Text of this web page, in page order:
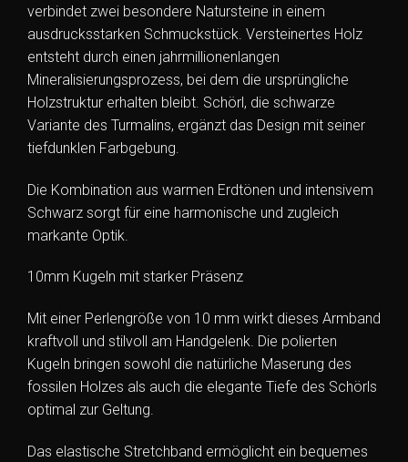
verbindet zwei besondere Natursteine in einem
ausdrucksstarken Schmuckstück. Versteinertes Holz
entsteht durch einen jahrmillionenlangen
Mineralisierungsprozess, bei dem die ursprüngliche
Holzstruktur erhalten bleibt. Schörl, die schwarze
Variante des Turmalins, ergänzt das Design mit seiner
tiefdunklen Farbgebung.
Die Kombination aus warmen Erdtönen und intensivem
Schwarz sorgt für eine harmonische und zugleich
markante Optik.
10mm Kugeln mit starker Präsenz
Mit einer Perlengröße von 10 mm wirkt dieses Armband
kraftvoll und stilvoll am Handgelenk. Die polierten
Kugeln bringen sowohl die natürliche Maserung des
fossilen Holzes als auch die elegante Tiefe des Schörls
optimal zur Geltung.
Das elastische Stretchband ermöglicht ein bequemes